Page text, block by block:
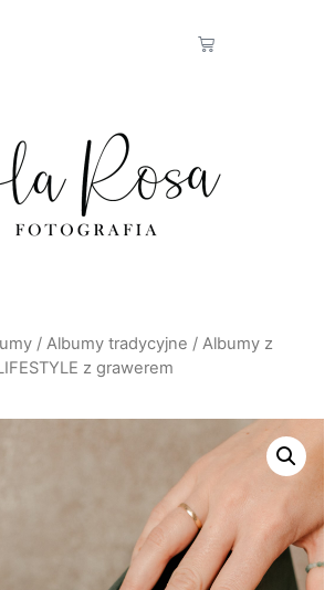
/ Albumy tradycyjne / Albumy z
z grawerem